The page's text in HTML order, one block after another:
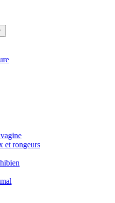
et rongeurs